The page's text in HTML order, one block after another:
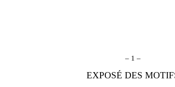
– 1 –
EXPOSÉ DES